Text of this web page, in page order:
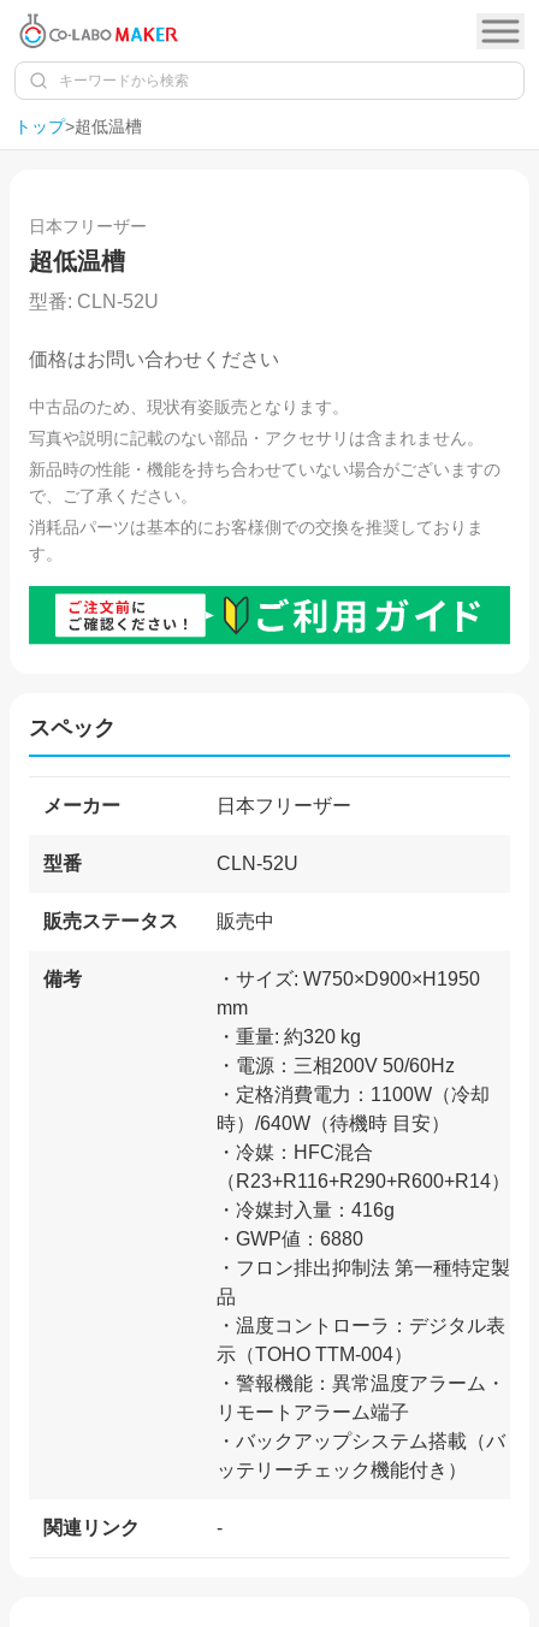
トップ>超低温槽
日本フリーザー
超低温槽
型番: CLN-52U
価格はお問い合わせください
中古品のため、現状有姿販売となります。
写真や説明に記載のない部品・アクセサリは含まれません。
新品時の性能・機能を持ち合わせていない場合がございますの
で、ご了承ください。
消耗品パーツは基本的にお客様側での交換を推奨しておりま
す。
スペック
メーカー 日本フリーザー
型番 CLN-52U
販売ステータス 販売中
備考
・サイズ: W750×D900×H1950
mm
・重量: 約320 kg
・電源：三相200V 50/60Hz
・定格消費電力：1100W（冷却
時）/640W（待機時 目安）
・冷媒：HFC混合
（R23+R116+R290+R600+R14）
・冷媒封入量：416g
・GWP値：6880
・フロン排出抑制法 第一種特定製
品
・温度コントローラ：デジタル表
示（TOHO TTM-004）
・警報機能：異常温度アラーム・
リモートアラーム端子
・バックアップシステム搭載（バ
ッテリーチェック機能付き）
関連リンク -